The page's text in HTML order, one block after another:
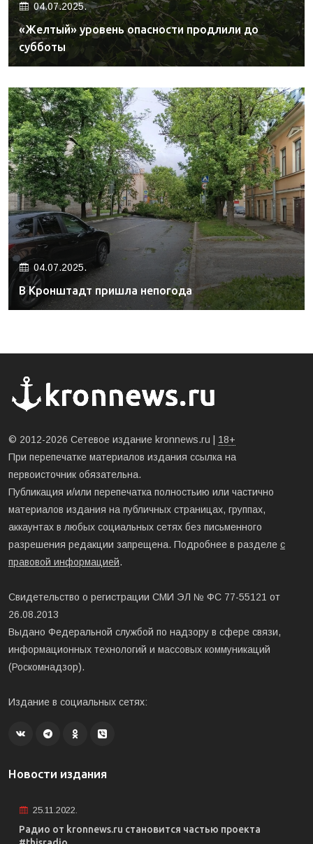
04.07.2025.
«Желтый» уровень опасности продлили до
субботы
04.07.2025.
В Кронштадт пришла непогода
© 2012-2026 Сетевое издание kronnews.ru | 18+
При перепечатке материалов издания ссылка на
первоисточник обязательна.
Публикация и/или перепечатка полностьию или частично
материалов издания на публичных страницах, группах,
аккаунтах в любых социальных сетях без письменного
разрешения редакции запрещена. Подробнее в разделе с
правовой информацией.
Свидетельство о регистрации СМИ ЭЛ № ФС 77-55121 от
26.08.2013
Выдано Федеральной службой по надзору в сфере связи,
информационных технологий и массовых коммуникаций
(Роскомнадзор).
Издание в социальных сетях:
Новости издания
25.11.2022.
Радио от kronnews.ru становится частью проекта